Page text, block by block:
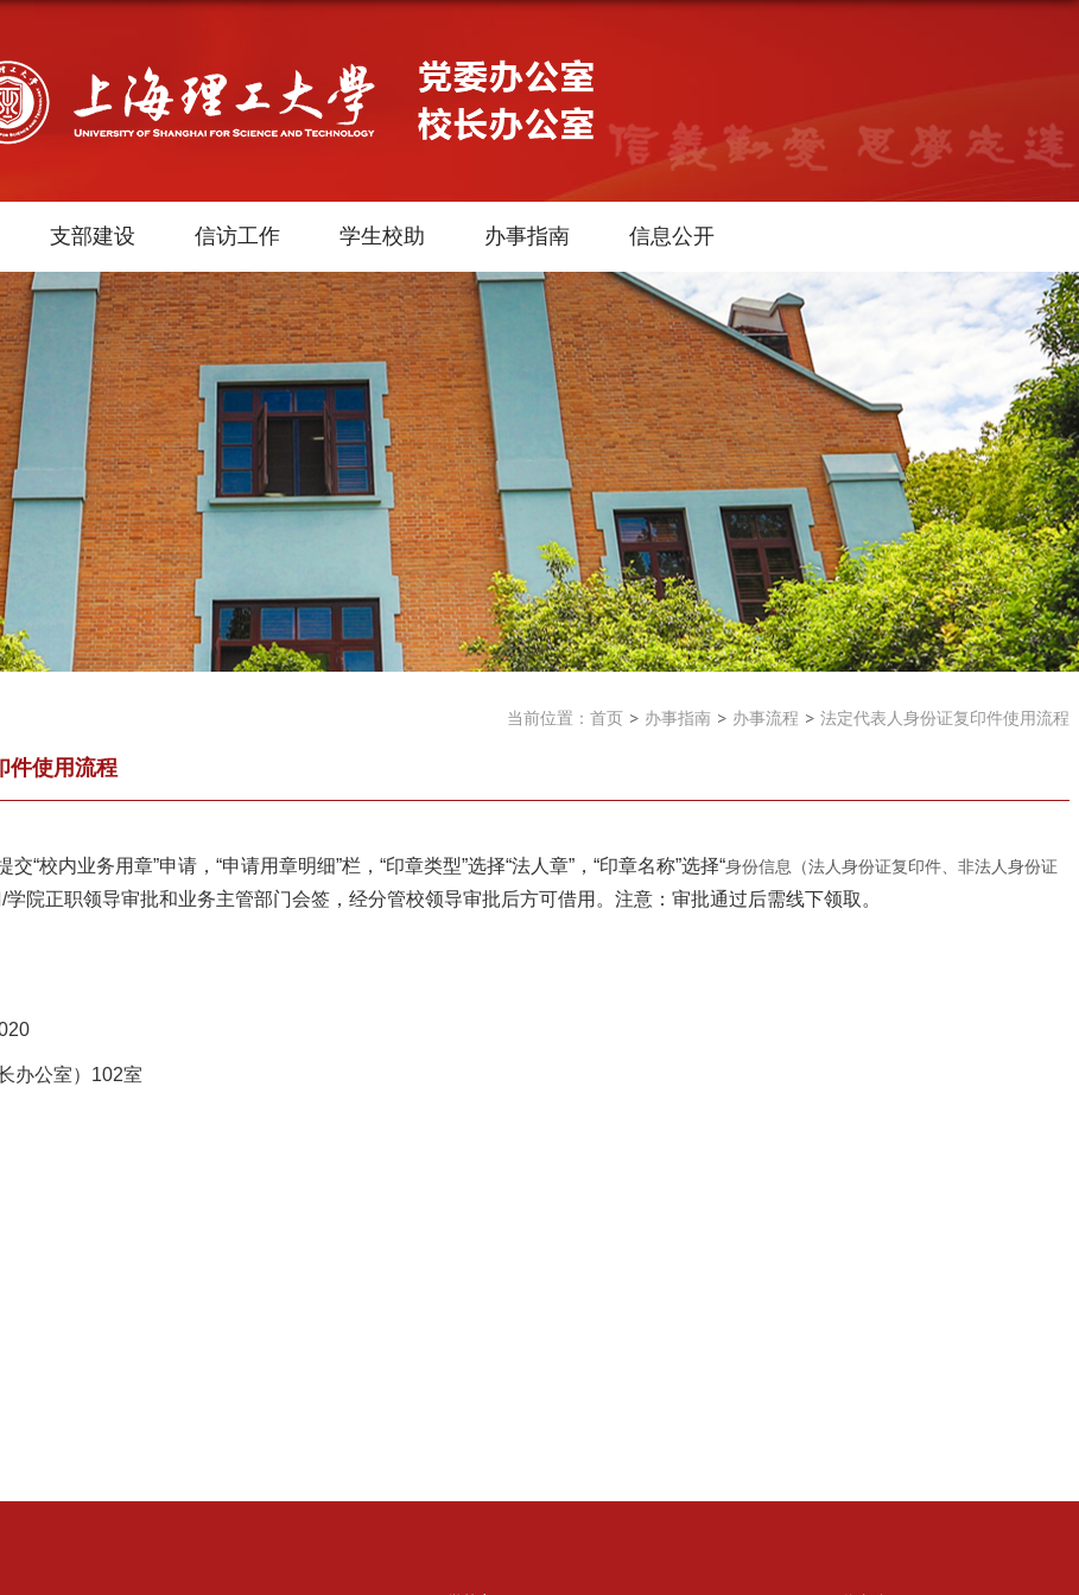
支部建设 信访工作 学生校助 办事指南 信息公开
当前位置： 首页 办事指南 办事流程 法定代表人身份证复印件使用流程
件使用流程
“校内业务用章”申请，“申请用章明细”栏，“印章类型”选择“法人章”，“印章名称”选择“身份信息（法人身份证复印件、非法人身份证
学院正职领导审批和业务主管部门会签，经分管校领导审批后方可借用。注意：审批通过后需线下领取。
办公室）102室